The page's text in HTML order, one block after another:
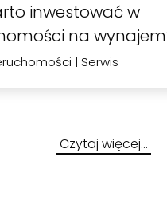
inwestować w
na
| Serwis
Czytaj więcej…